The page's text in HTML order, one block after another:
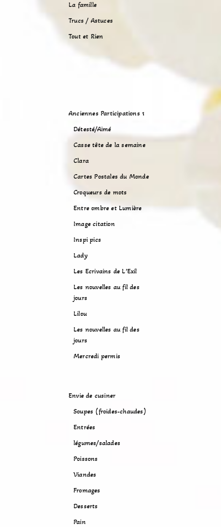
La famille
Trucs / Astuces
Tout et Rien
Anciennes Participations 1
Détesté/Aimé
Casse tête de la semaine
Clara
Cartes Postales du Monde
Croqueurs de mots
Entre ombre et Lumière
Image citation
Inspi pics
Lady
Les Ecrivains de L’Exil
Les nouvelles au fil des
jours
Lilou
Les nouvelles au fil des
jours
Mercredi permis
Envie de cusiner
Soupes (froides-chaudes)
Entrées
légumes/salades
Poissons
Viandes
Fromages
Desserts
Pain